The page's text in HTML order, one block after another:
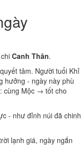
Canh Thân.
tâm. Người tuổi Khỉ
hưởng - ngày này phù
cùng Mộc → tốt cho
- như đỉnh núi đã chinh
lạnh giá, ngày ngắn